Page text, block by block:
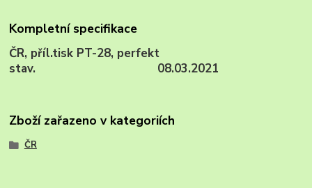
Kompletní specifikace
ČR, příl.tisk PT-28, perfekt
stav. 08.03.2021
Zboží zařazeno v kategoriích
ČR